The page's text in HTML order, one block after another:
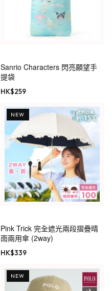
Sanrio Characters 閃亮願望手
提袋
HK$259
NEW
Pink Trick 完全遮光兩段摺疊晴
雨兩用傘 (2way)
HK$339
NEW